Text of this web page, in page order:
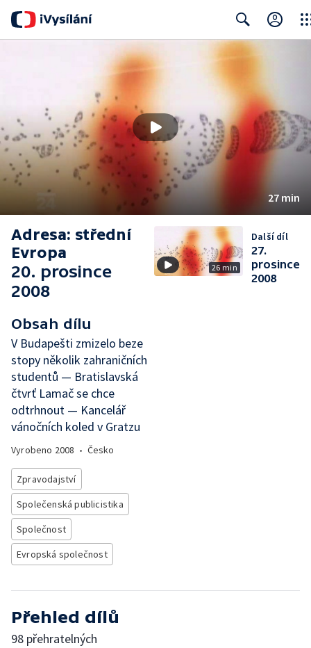
Search
27 min
Adresa: střední
Evropa
20. prosince
2008
Obsah dílu
V Budapešti zmizelo beze
stopy několik zahraničních
studentů — Bratislavská
čtvrť Lamač se chce
odtrhnout — Kancelář
vánočních koled v Gratzu
Vyrobeno 2008 • Česko
Zpravodajství
Společenská publicistika
Společnost
Evropská společnost
26 min
Další díl
27.
prosince
2008
Přehled dílů
98 přehratelných